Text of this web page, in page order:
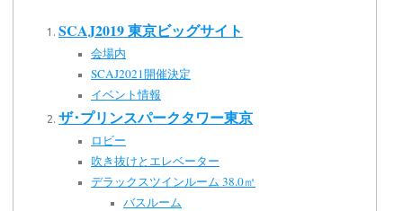
SCAJ2019 東京ビッグサイト
会場内
SCAJ2021開催決定
イベント情報
ザ･プリンスパークタワー東京
ロビー
吹き抜けとエレベーター
デラックスツインルーム 38.0㎡
バスルーム